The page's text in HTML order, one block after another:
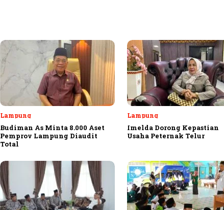
Lampung
Budiman As Minta 8.000 Aset
Pemprov Lampung Diaudit
Total
Lampung
Imelda Dorong Kepastian
Usaha Peternak Telur